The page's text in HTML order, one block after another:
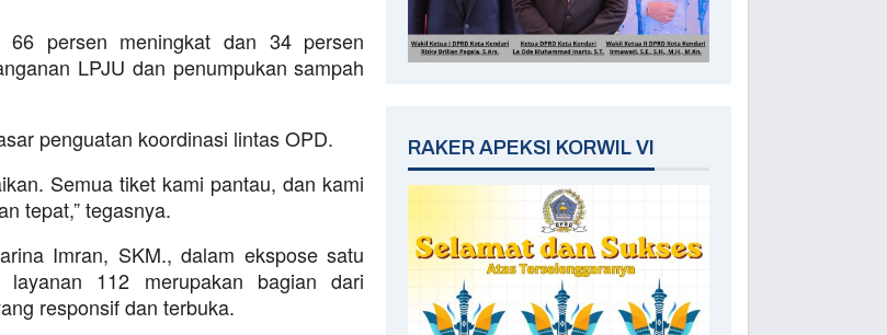
66 persen meningkat dan 34 persen
LPJU dan penumpukan sampah
penguatan koordinasi lintas OPD.
Semua tiket kami pantau, dan kami
tepat,” tegasnya.
Imran, SKM., dalam ekspose satu
layanan 112 merupakan bagian dari
responsif dan terbuka.
RAKER APEKSI KORWIL VI